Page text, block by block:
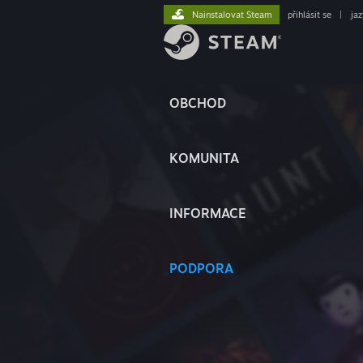
OBCHOD
KOMUNITA
INFORMACE
PODPORA
Nainstalovat Steam přihlásit se